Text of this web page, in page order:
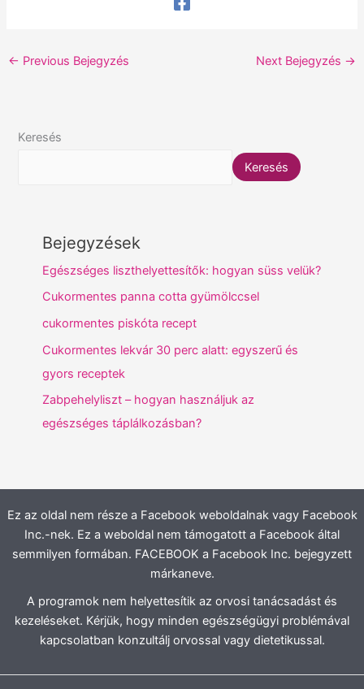
← Previous Bejegyzés Next Bejegyzés →
Keresés
Keresés
Bejegyzések
Egészséges liszthelyettesítők: hogyan süss velük?
Cukormentes panna cotta gyümölccsel
cukormentes piskóta recept
Cukormentes lekvár 30 perc alatt: egyszerű és
gyors receptek
Zabpehelyliszt – hogyan használjuk az
egészséges táplálkozásban?
Ez az oldal nem része a Facebook weboldalnak vagy Facebook
Inc.-nek. Ez a weboldal nem támogatott a Facebook által
semmilyen formában. FACEBOOK a Facebook Inc. bejegyzett
márkaneve.
A programok nem helyettesítik az orvosi tanácsadást és
kezeléseket. Kérjük, hogy minden egészségügyi problémával
kapcsolatban konzultálj orvossal vagy dietetikussal.